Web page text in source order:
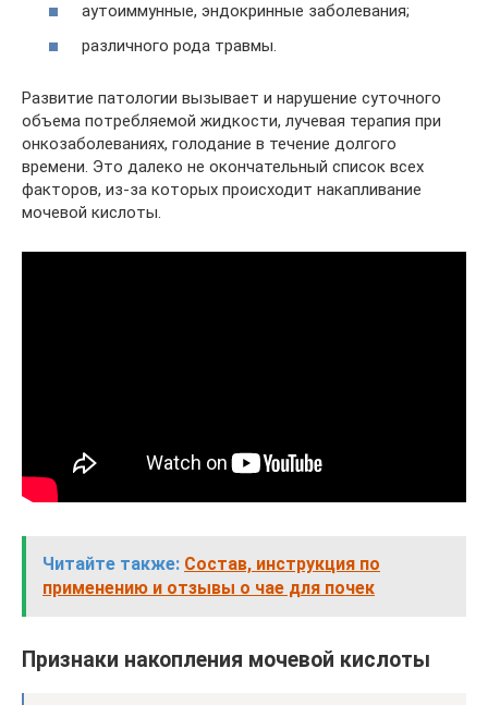
аутоиммунные, эндокринные заболевания;
различного рода травмы.
Развитие патологии вызывает и нарушение суточного
объема потребляемой жидкости, лучевая терапия при
онкозаболеваниях, голодание в течение долгого
времени. Это далеко не окончательный список всех
факторов, из-за которых происходит накапливание
мочевой кислоты.
Читайте также: Состав, инструкция по
применению и отзывы о чае для почек
Признаки накопления мочевой кислоты